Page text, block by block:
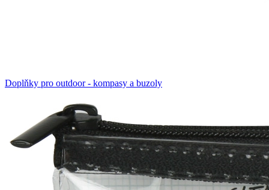
Doplňky pro outdoor - kompasy a buzoly